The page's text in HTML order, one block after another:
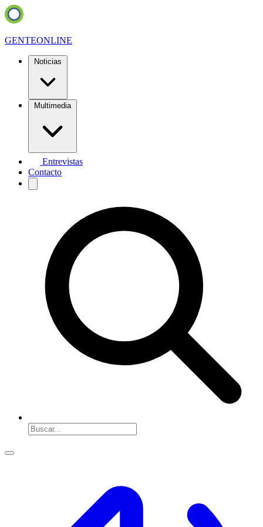
GENTEONLINE
Noticias
Multimedia
Entrevistas
Contacto